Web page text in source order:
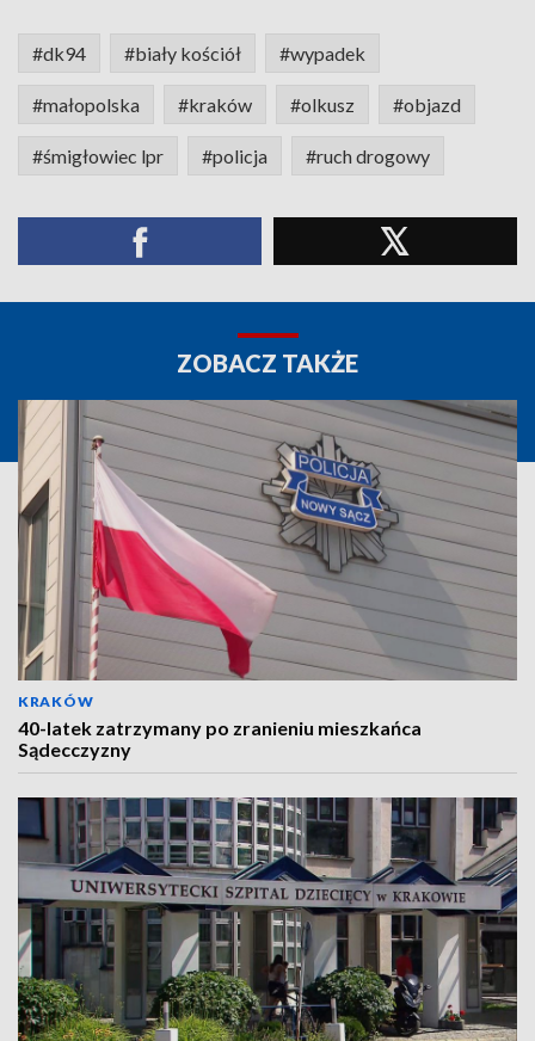
#dk94 #biały kościół #wypadek
#małopolska #kraków #olkusz #objazd
#śmigłowiec lpr #policja #ruch drogowy
ZOBACZ TAKŻE
KRAKÓW
40-latek zatrzymany po zranieniu mieszkańca
Sądecczyzny